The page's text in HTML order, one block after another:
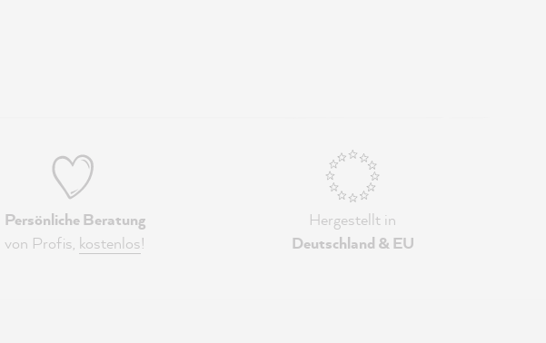
Persönliche Beratung
von Profis, kostenlos!
Hergestellt in
Deutschland & EU